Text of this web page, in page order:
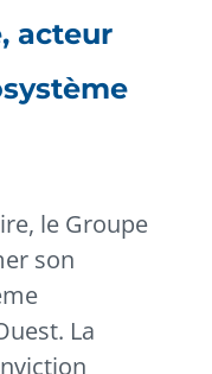
acteur
le Groupe
son
La